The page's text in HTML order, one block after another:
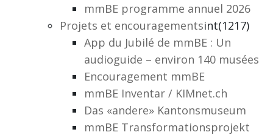
mmBE programme annuel 2026
Projets et encouragementsint(1217)
App du Jubilé de mmBE : Un
audioguide – environ 140 musées
Encouragement mmBE
mmBE Inventar / KIMnet.ch
Das «andere» Kantonsmuseum
mmBE Transformationsprojekt